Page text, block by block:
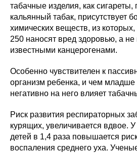
табачные изделия, как
кальянный табак, присутствует
химических веществ, из
250 наносят вред здоровью, а
известными канцерогенами.
Особенно чувствителен к
организм ребенка, и чем младше
негативно на него влияет
Риск развития респираторных
курящих, увеличивается вдвое.
детей в 1,4 раза повышается
воспаления среднего уха.